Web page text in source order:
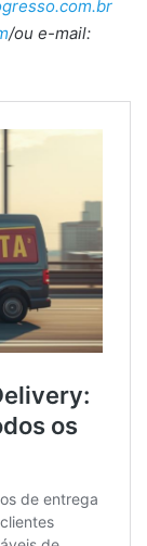
/ou e-mail: